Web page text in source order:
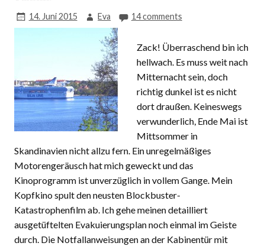
Tallinn.
14. Juni 2015 Eva
Zack! Überraschend bin ich
hellwach. Es muss weit nach
Mitternacht sein, doch
richtig dunkel ist es nicht
dort draußen. Keineswegs
verwunderlich, Ende Mai ist
Mittsommer in
Skandinavien nicht allzu fern. Ein unregelmäßiges
Motorengeräusch hat mich geweckt und das
Kinoprogramm ist unverzüglich in vollem Gange. Mein
Kopfkino spult den neusten Blockbuster-
Katastrophenfilm ab. Ich gehe meinen detailliert
ausgetüftelten Evakuierungsplan noch einmal im Geiste